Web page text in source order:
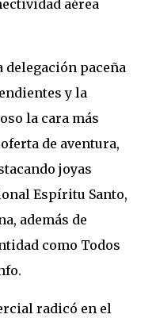
aérea
delegación paceña
y la
la cara más
de aventura,
joyas
Espíritu Santo,
además de
como Todos
radicó en el